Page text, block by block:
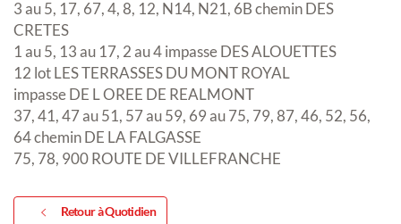
3 au 5, 17, 67, 4, 8, 12, N14, N21, 6B chemin DES
CRETES
1 au 5, 13 au 17, 2 au 4 impasse DES ALOUETTES
12 lot LES TERRASSES DU MONT ROYAL
impasse DE L OREE DE REALMONT
37, 41, 47 au 51, 57 au 59, 69 au 75, 79, 87, 46, 52, 56,
64 chemin DE LA FALGASSE
75, 78, 900 ROUTE DE VILLEFRANCHE
Retour à Quotidien